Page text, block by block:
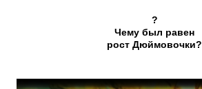
?
Чему был равен
рост Дюймовочки?